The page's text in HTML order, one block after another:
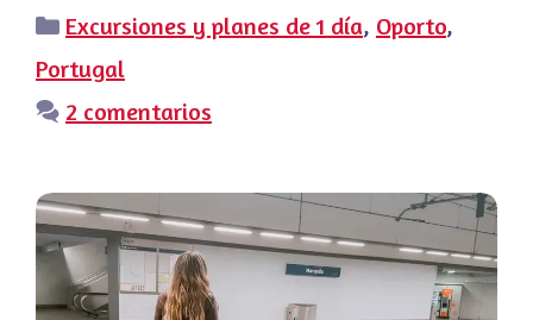
Categorías
Excursiones y planes de 1 día, Oporto,
Portugal
2 comentarios